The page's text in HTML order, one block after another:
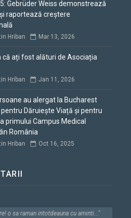
Gebrüder Weiss demonstrează
raportează creștere
Hriban Mar 13, 2026
că ați fost alături de Asociația
Hriban Jan 11, 2026
au alergat la Bucharest
Dăruiește Viață și pentru
primului Campus Medical
România
Hriban Oct 16, 2025
o sa raman intotdeauna cu aminti..."